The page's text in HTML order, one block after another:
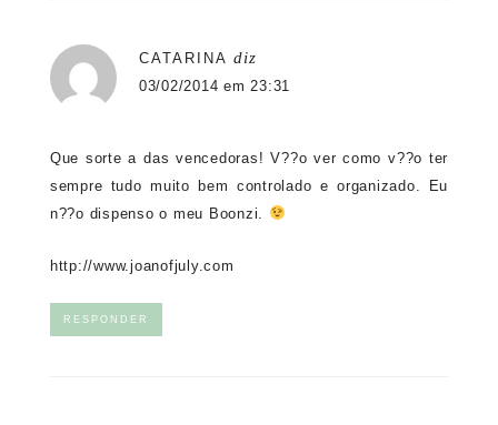
CATARINA diz
03/02/2014 em 23:31
Que sorte a das vencedoras! V??o ver como v??o ter
sempre tudo muito bem controlado e organizado. Eu
n??o dispenso o meu Boonzi.
http://www.joanofjuly.com
RESPONDER